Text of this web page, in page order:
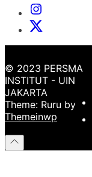
Instagram
Institut
X
Institut
© 2023 PERSMA
INSTITUT - UIN
JAKARTA
Theme: Ruru by
Themeinwp